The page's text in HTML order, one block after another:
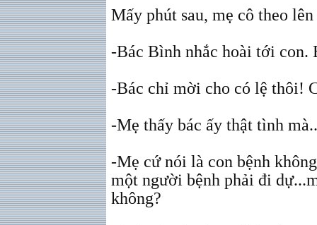
Mấy phút sau, mẹ cô theo
-Bác Bình nhắc hoài tới con.
-Bác chỉ mời cho có lệ thôi!
-Mẹ thấy bác ấy thật tình
-Mẹ cứ nói là con bệnh
một người bệnh phải đi
không?